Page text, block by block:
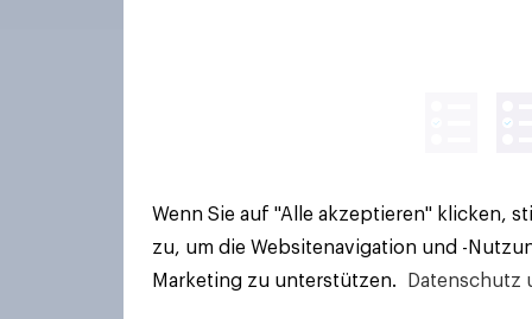
Wenn Sie auf "Alle akzeptieren" klicken,
zu, um die Websitenavigation und -
Marketing zu unterstützen.
Datenschutz